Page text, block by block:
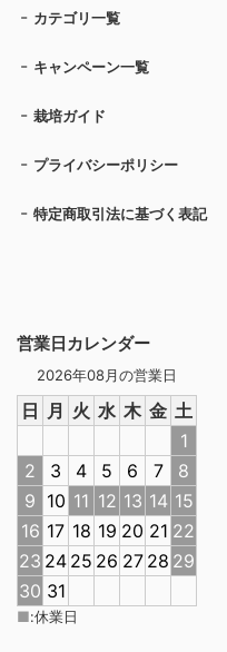
営業日カレンダー
2026年08月の営業日
日 月 火 水 木 金 土
1
2
3 4 5 6 7
8
9 10 11 12 13 14 15
16 17 18 19 20 21 22
23 24 25 26 27 28 29
30 31
■:休業日
カテゴリ一覧
キャンペーン一覧
栽培ガイド
プライバシーポリシー
特定商取引法に基づく表記